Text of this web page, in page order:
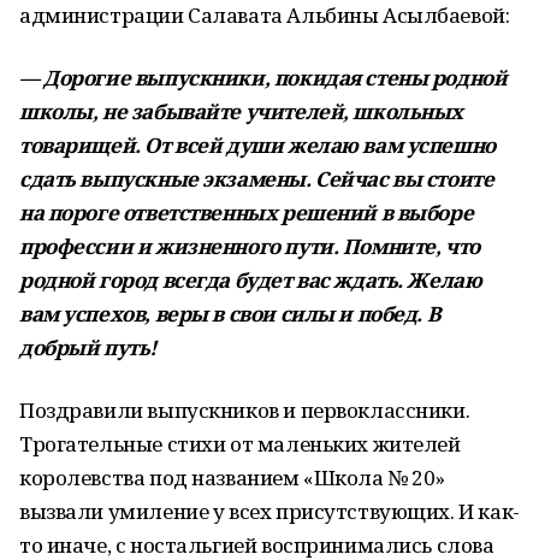
администрации Салавата Альбины Асылбаевой:
— Дорогие выпускники, покидая стены родной
школы, не забывайте учителей, школьных
товарищей. От всей души желаю вам успешно
сдать выпускные экзамены. Сейчас вы стоите
на пороге ответственных решений в выборе
профессии и жизненного пути. Помните, что
родной город всегда будет вас ждать. Желаю
вам успехов, веры в свои силы и побед. В
добрый путь!
Поздравили выпускников и первоклассники.
Трогательные стихи от маленьких жителей
королевства под названием «Школа № 20»
вызвали умиление у всех присутствующих. И как-
то иначе, с ностальгией воспринимались слова